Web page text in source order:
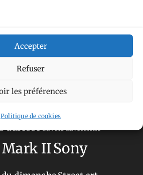
Accepter
Refuser
les préférences
Politique de cookies
Hébergement
Défense Normandie
OM-D E-M5
adresseSavoie Silverstone
Mark IISony